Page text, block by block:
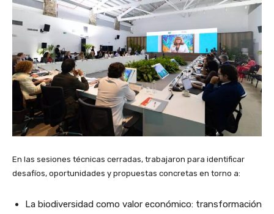
En las sesiones técnicas cerradas, trabajaron para identificar
desafíos, oportunidades y propuestas concretas en torno a:
La biodiversidad como valor económico: transformación